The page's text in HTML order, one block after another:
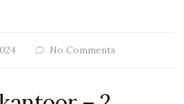
No Comments